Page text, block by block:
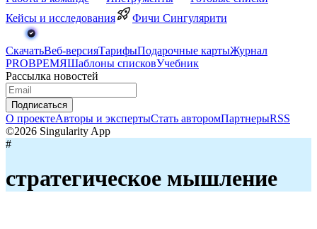
Кейсы и исследования
Фичи Сингулярити
СкачатьВеб-версияТарифыПодарочные картыЖурнал
PROВРЕМЯШаблоны списковУчебник
Рассылка новостей
Подписаться
О проектеАвторы и экспертыСтать авторомПартнерыRSS
©2026 Singularity App
#
стратегическое мышление